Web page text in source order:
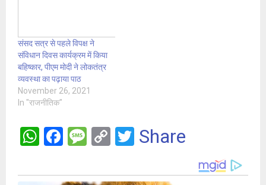
संसद सत्र से पहले विपक्ष ने
संविधान दिवस कार्यक्रम में किया
बहिष्कार, पीएम मोदी ने लोकतंत्र
व्यवस्था का पढ़ाया पाठ
November 26, 2021
In "राजनीतिक"
W
at
F
ce
M
s
C
py
T
tt
Share